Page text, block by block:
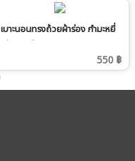
เบาะนอนทรงถ้วยผ้าร่อง กำมะหยี่
Size S สี 003
550 ฿